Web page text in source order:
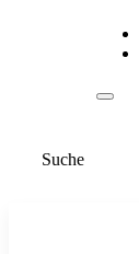
Suche